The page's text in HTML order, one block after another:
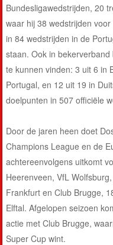
Bundesligawedstrijden, 20
waar hij 38 wedstrijden
in 84 wedstrijden in de
staan. Ook in
te kunnen vinden: 3 uit 6 in
Portugal, en 12 uit 19 in
doelpunten in 507 officiële
Door de jaren heen doet
Champions League en de
achtereenvolgens uitkomt
Heerenveen, VfL
Frankfurt en Club Brugge,
Elftal. Afgelopen seizoen
actie met Club Brugge,
Super Cup wint.